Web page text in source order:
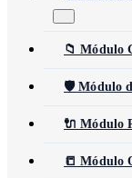
📁 Módulo
🛡️ Módulo
🔌 Módulo
📒 Módulo